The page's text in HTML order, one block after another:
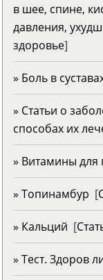
в шее, спине,
давления,
здоровье]
» Боль в
» Статьи о
способах их
» Витамины для
» Топинамбур [
» Кальций [
» Тест. Здоров